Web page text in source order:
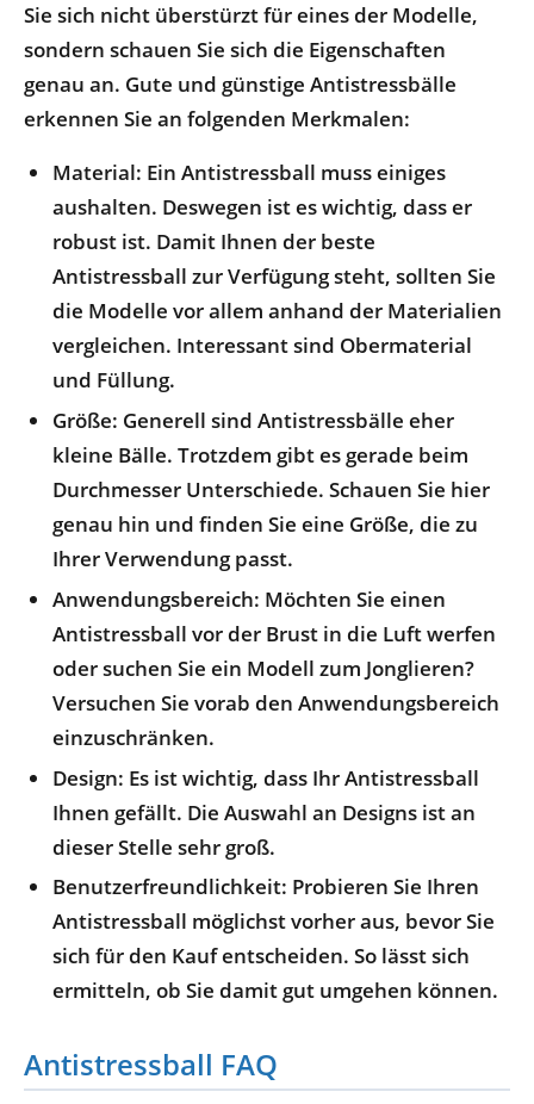
Sie sich nicht überstürzt für eines der Modelle,
sondern schauen Sie sich die Eigenschaften
genau an. Gute und günstige Antistressbälle
erkennen Sie an folgenden Merkmalen:
Material: Ein Antistressball muss einiges
aushalten. Deswegen ist es wichtig, dass er
robust ist. Damit Ihnen der beste
Antistressball zur Verfügung steht, sollten Sie
die Modelle vor allem anhand der Materialien
vergleichen. Interessant sind Obermaterial
und Füllung.
Größe: Generell sind Antistressbälle eher
kleine Bälle. Trotzdem gibt es gerade beim
Durchmesser Unterschiede. Schauen Sie hier
genau hin und finden Sie eine Größe, die zu
Ihrer Verwendung passt.
Anwendungsbereich: Möchten Sie einen
Antistressball vor der Brust in die Luft werfen
oder suchen Sie ein Modell zum Jonglieren?
Versuchen Sie vorab den Anwendungsbereich
einzuschränken.
Design: Es ist wichtig, dass Ihr Antistressball
Ihnen gefällt. Die Auswahl an Designs ist an
dieser Stelle sehr groß.
Benutzerfreundlichkeit: Probieren Sie Ihren
Antistressball möglichst vorher aus, bevor Sie
sich für den Kauf entscheiden. So lässt sich
ermitteln, ob Sie damit gut umgehen können.
Antistressball FAQ